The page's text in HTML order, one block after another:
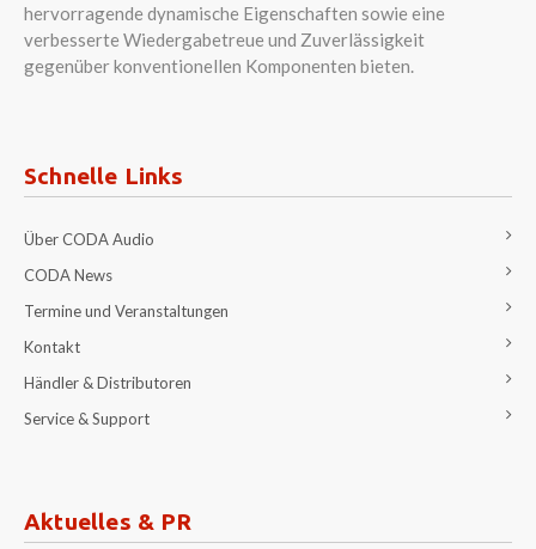
hervorragende dynamische Eigenschaften sowie eine
verbesserte Wiedergabetreue und Zuverlässigkeit
gegenüber konventionellen Komponenten bieten.
Schnelle Links
Über CODA Audio
CODA News
Termine und Veranstaltungen
Kontakt
Händler & Distributoren
Service & Support
Aktuelles & PR